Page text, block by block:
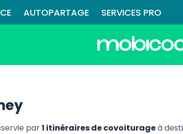
AUTOPARTAGE SERVICES PRO
par1 itinéraires de covoiturageà